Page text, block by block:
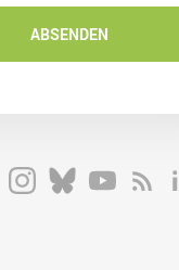
ABSENDEN